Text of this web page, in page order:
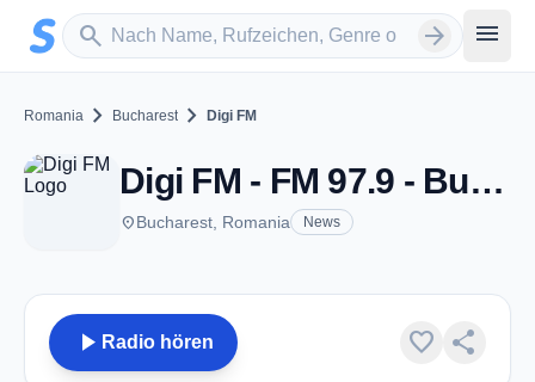
Zum Hauptinhalt springen
search
Sender suchen arrow_forward menu
Romania chevron_right Bucharest chevron_right Digi FM
Digi FM - FM 97.9 - Bucharest
placeBucharest, Romania News
play_arrow Radio hören favorite share